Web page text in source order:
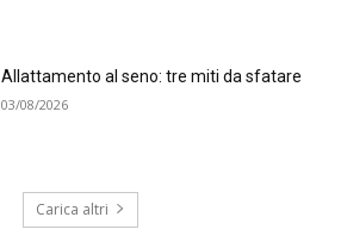
Allattamento al seno: tre miti da sfatare
03/08/2026
Carica altri